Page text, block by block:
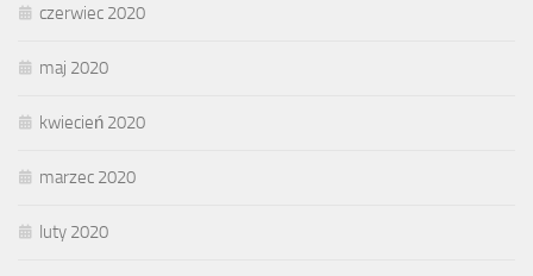
czerwiec 2020
maj 2020
kwiecień 2020
marzec 2020
luty 2020